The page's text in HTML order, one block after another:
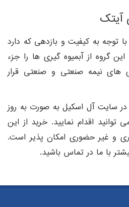
آیتک
توجه به کیفیت و بازدهی که دارد
گروه از آبمیوه گیری ها را جزء
های نیمه صنعتی و صنعتی قرار
سایت آل اسکیل به صورت به روز
اقدام نمایید. خرید از این
و غیر حضوری امکان پذیر است.
با ما در تماس باشید.